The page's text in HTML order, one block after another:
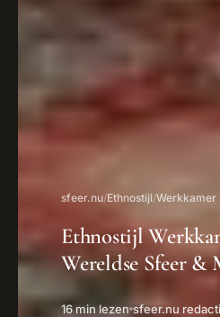
sfeer.nu/Ethnostijl/Werkkamer
Ethnostijl
Wereldse Sfeer &
16 min lezen sfeer.nu